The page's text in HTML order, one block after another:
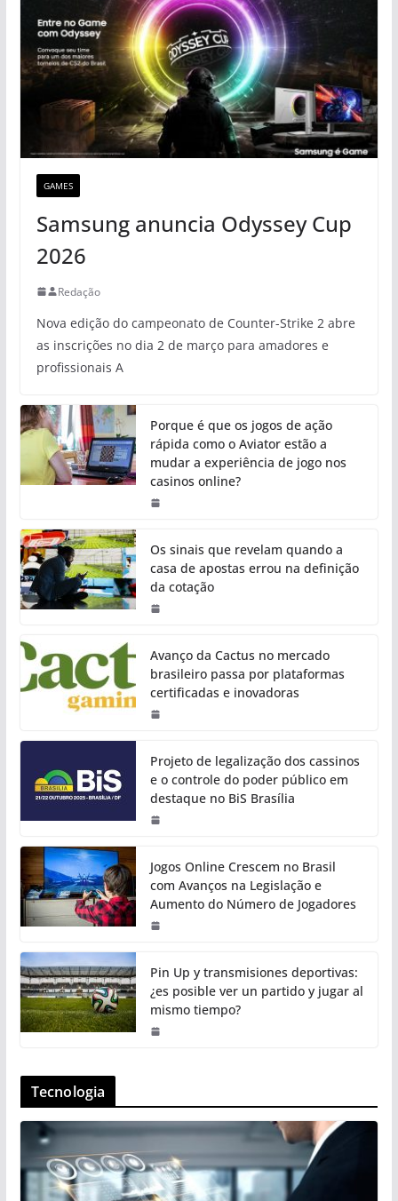
GAMES
Samsung anuncia Odyssey Cup
2026
Redação
Nova edição do campeonato de Counter-Strike 2 abre
as inscrições no dia 2 de março para amadores e
profissionais A
Porque é que os jogos de ação
rápida como o Aviator estão a
mudar a experiência de jogo nos
casinos online?
Os sinais que revelam quando a
casa de apostas errou na definição
da cotação
Avanço da Cactus no mercado
brasileiro passa por plataformas
certificadas e inovadoras
Projeto de legalização dos cassinos
e o controle do poder público em
destaque no BiS Brasília
Jogos Online Crescem no Brasil
com Avanços na Legislação e
Aumento do Número de Jogadores
Pin Up y transmisiones deportivas:
¿es posible ver un partido y jugar al
mismo tiempo?
Tecnologia